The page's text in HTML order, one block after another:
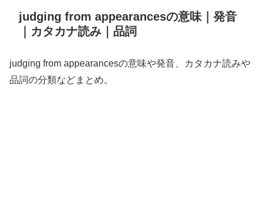
judging from appearancesの意味｜発音
｜カタカナ読み｜品詞
judging from appearancesの意味や発音、カタカナ読みや
品詞の分類などまとめ。